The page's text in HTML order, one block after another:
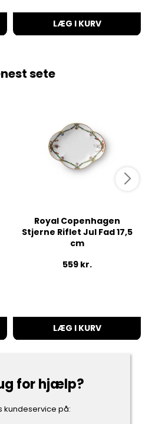
LÆG I KURV
sete
Royal Copenhagen
Stjerne Riflet Jul Fad 17,5
cm
559 kr.
LÆG I KURV
for hjælp?
kundeservice på: